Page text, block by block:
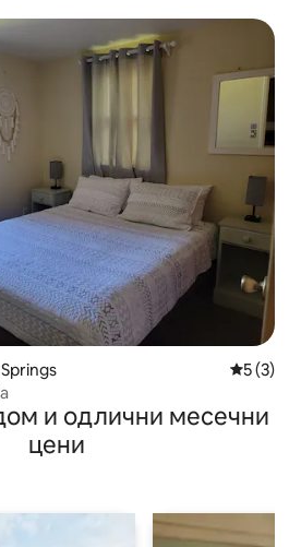
5 (3)
и одлични месечни
цени